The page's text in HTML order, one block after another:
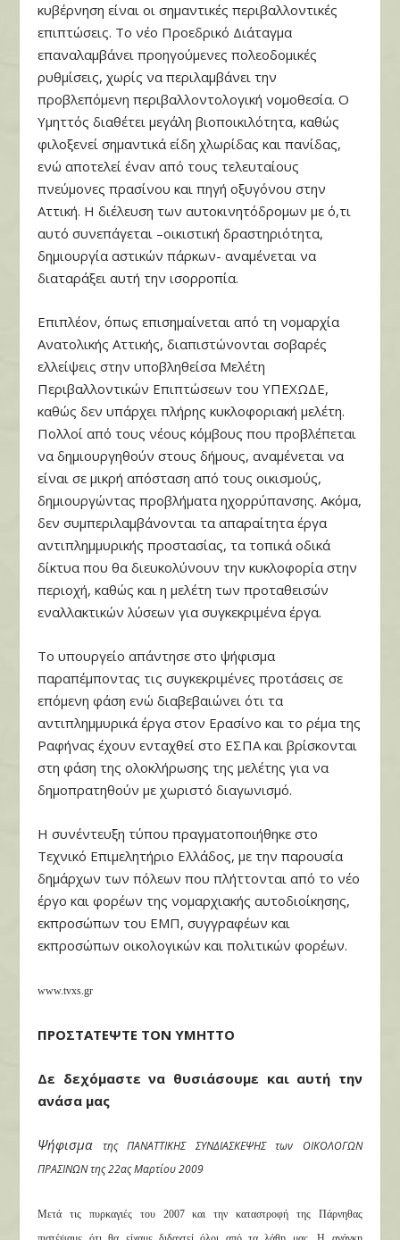
κυβέρνηση είναι οι σημαντικές περιβαλλοντικές
επιπτώσεις. Το νέο Προεδρικό Διάταγμα
επαναλαμβάνει προηγούμενες πολεοδομικές
ρυθμίσεις, χωρίς να περιλαμβάνει την
προβλεπόμενη περιβαλλοντολογική νομοθεσία. Ο
Υμηττός διαθέτει μεγάλη βιοποικιλότητα, καθώς
φιλοξενεί σημαντικά είδη χλωρίδας και πανίδας,
ενώ αποτελεί έναν από τους τελευταίους
πνεύμονες πρασίνου και πηγή οξυγόνου στην
Αττική. Η διέλευση των αυτοκινητόδρομων με ό,τι
αυτό συνεπάγεται –οικιστική δραστηριότητα,
δημιουργία αστικών πάρκων- αναμένεται να
διαταράξει αυτή την ισορροπία.
Επιπλέον, όπως επισημαίνεται από τη νομαρχία
Ανατολικής Αττικής, διαπιστώνονται σοβαρές
ελλείψεις στην υποβληθείσα Μελέτη
Περιβαλλοντικών Επιπτώσεων του ΥΠΕΧΩΔΕ,
καθώς δεν υπάρχει πλήρης κυκλοφοριακή μελέτη.
Πολλοί από τους νέους κόμβους που προβλέπεται
να δημιουργηθούν στους δήμους, αναμένεται να
είναι σε μικρή απόσταση από τους οικισμούς,
δημιουργώντας προβλήματα ηχορρύπανσης. Ακόμα,
δεν συμπεριλαμβάνονται τα απαραίτητα έργα
αντιπλημμυρικής προστασίας, τα τοπικά οδικά
δίκτυα που θα διευκολύνουν την κυκλοφορία στην
περιοχή, καθώς και η μελέτη των προταθεισών
εναλλακτικών λύσεων για συγκεκριμένα έργα.
Το υπουργείο απάντησε στο ψήφισμα
παραπέμποντας τις συγκεκριμένες προτάσεις σε
επόμενη φάση ενώ διαβεβαιώνει ότι τα
αντιπλημμυρικά έργα στον Ερασίνο και το ρέμα της
Ραφήνας έχουν ενταχθεί στο ΕΣΠΑ και βρίσκονται
στη φάση της ολοκλήρωσης της μελέτης για να
δημοπρατηθούν με χωριστό διαγωνισμό.
Η συνέντευξη τύπου πραγματοποιήθηκε στο
Τεχνικό Επιμελητήριο Ελλάδος, με την παρουσία
δημάρχων των πόλεων που πλήττονται από το νέο
έργο και φορέων της νομαρχιακής αυτοδιοίκησης,
εκπροσώπων του ΕΜΠ, συγγραφέων και
εκπροσώπων οικολογικών και πολιτικών φορέων.
www.tvxs.gr
ΠΡΟΣΤΑΤΕΨΤΕ ΤΟΝ ΥΜΗΤΤΟ
Δε δεχόμαστε να θυσιάσουμε και αυτή την
ανάσα μας
Ψήφισμα της ΠΑΝΑΤΤΙΚΗΣ ΣΥΝΔΙΑΣΚΕΨΗΣ των ΟΙΚΟΛΟΓΩΝ
ΠΡΑΣΙΝΩΝ της 22αςΜαρτίου 2009
Μετά τις πυρκαγιές του 2007 και την καταστροφή της Πάρνηθας